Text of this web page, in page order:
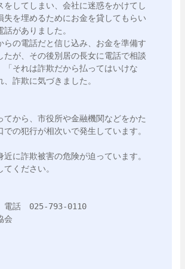
をしてしまい、会社に迷惑をかけてし
失を埋めるためにお金を貸してもらい
がありました。
の電話だと信じ込み、お金を準備す
たが、その後別居の長女に電話で相談
「それは詐欺だから払ってはいけな
、詐欺に気づきました。
から、市役所や金融機関などをかた
での犯行が相次いで発生しています。
に詐欺被害の危険が迫っています。
ください。
電話　025-793-0110